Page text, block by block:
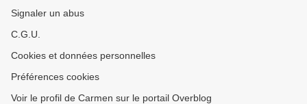
Signaler un abus
C.G.U.
Cookies et données personnelles
Préférences cookies
Voir le profil de Carmen sur le portail Overblog